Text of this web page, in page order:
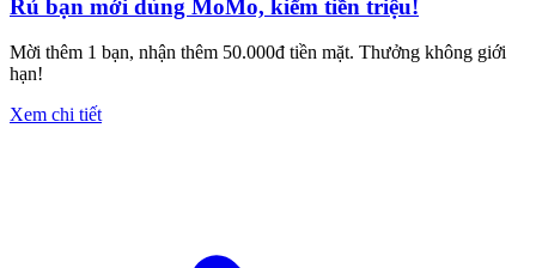
Rủ bạn mới dùng MoMo, kiếm tiền triệu!
Mời thêm 1 bạn, nhận thêm 50.000đ tiền mặt. Thưởng không giới
hạn!
Xem chi tiết